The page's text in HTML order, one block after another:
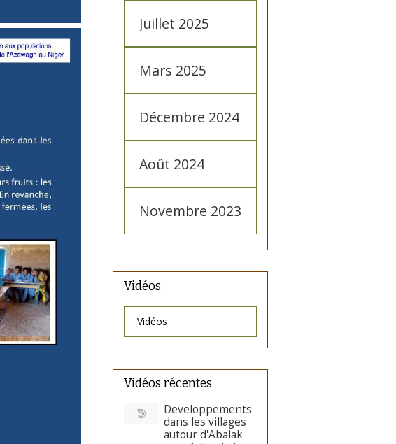
Juillet 2025
Mars 2025
Décembre 2024
Août 2024
Novembre 2023
Vidéos
Vidéos
Vidéos récentes
Developpements
dans les villages
autour d'Abalak